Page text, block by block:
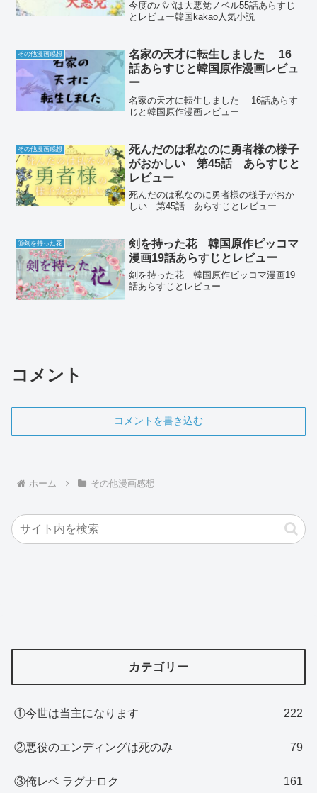
今度のパパは大悪党ノベル55話あらすじ
とレビュー韓国kakao人気小説
その他漫画感想
名家の天才に転生しました 16
話あらすじと韓国原作漫画レビュ
ー
名家の天才に転生しました 16話あらす
じと韓国原作漫画レビュー
その他漫画感想
死んだのは私なのに勇者様の様子
がおかしい 第45話 あらすじと
レビュー
死んだのは私なのに勇者様の様子がおか
しい 第45話 あらすじとレビュー
Ⓑ剣を持った花
剣を持った花 韓国原作ピッコマ
漫画19話あらすじとレビュー
剣を持った花 韓国原作ピッコマ漫画19
話あらすじとレビュー
コメント
コメントを書き込む
ホーム その他漫画感想
カテゴリー
①今世は当主になります 222
②悪役のエンディングは死のみ 79
③俺レベ ラグナロク 161